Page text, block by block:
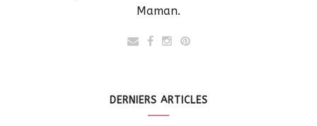
Maman.
DERNIERS ARTICLES